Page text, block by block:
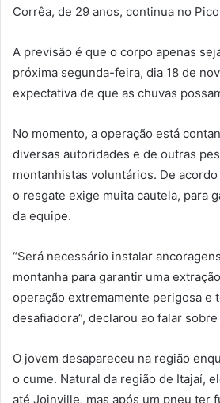
Corrêa, de 29 anos, continua no
A previsão é que o corpo apenas
próxima segunda-feira, dia 18 de
expectativa de que as chuvas
No momento, a operação está
diversas autoridades e de outras
montanhistas voluntários. De
o resgate exige muita cautela, para
da equipe.
“Será necessário instalar
montanha para garantir uma
operação extremamente perigosa e
desafiadora”, declarou ao falar
O jovem desapareceu na região
o cume. Natural da região de Itajaí,
até Joinville, mas após um pneu ter